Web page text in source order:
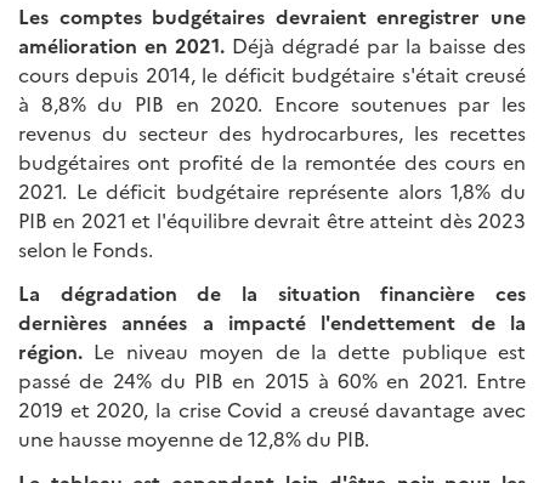
Les comptes budgétaires devraient enregistrer une
amélioration en 2021. Déjà dégradé par la baisse des
cours depuis 2014, le déficit budgétaire s'était creusé
à 8,8% du PIB en 2020. Encore soutenues par les
revenus du secteur des hydrocarbures, les recettes
budgétaires ont profité de la remontée des cours en
2021. Le déficit budgétaire représente alors 1,8% du
PIB en 2021 et l'équilibre devrait être atteint dès 2023
selon le Fonds.
La dégradation de la situation financière ces
dernières années a impacté l'endettement de la
région. Le niveau moyen de la dette publique est
passé de 24% du PIB en 2015 à 60% en 2021. Entre
2019 et 2020, la crise Covid a creusé davantage avec
une hausse moyenne de 12,8% du PIB.